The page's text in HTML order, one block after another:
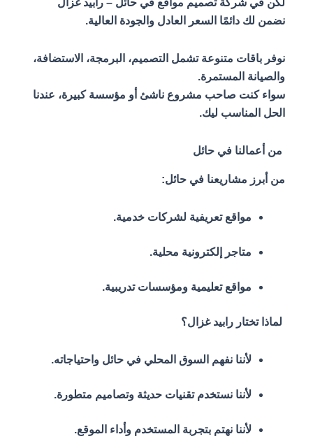
لكن في شركة تصميم مواقع في حائل – رابيد غزال
نضمن لك دائمًا السعر العادل والجودة العالية.
نوفر باقات متنوعة تشمل التصميم، البرمجة، الاستضافة،
والصيانة المستمرة.
سواء كنت صاحب مشروع ناشئ أو مؤسسة كبيرة، عندنا
الحل المناسب ليك.
من أعمالنا في حائل
من أبرز مشاريعنا في حائل:
مواقع تعريفية لشركات خدمية.
متاجر إلكترونية محلية.
مواقع تعليمية ومؤسسات تدريبية.
لماذا تختار رابيد غزال؟
لأننا نفهم السوق المحلي في حائل واحتياجاته.
لأننا نستخدم تقنيات حديثة وتصاميم متطورة.
لأننا نهتم بتجربة المستخدم وأداء الموقع.